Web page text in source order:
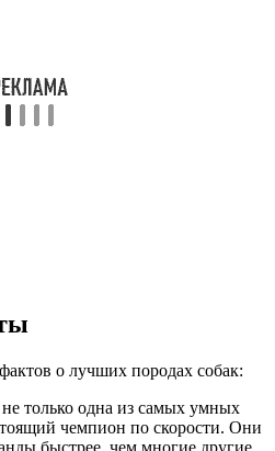
о лучших породах собак:
только одна из самых умных
чемпион по скорости. Они
быстрее, чем многие другие